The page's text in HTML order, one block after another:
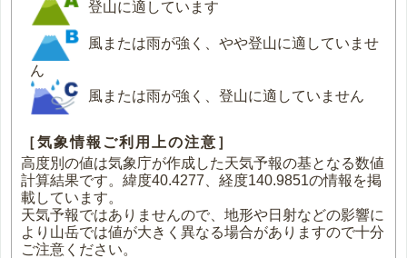
登山に適しています
風または雨が強く、やや登山に適していませ
ん
風または雨が強く、登山に適していません
［気象情報ご利用上の注意］
高度別の値は気象庁が作成した天気予報の基となる数値
計算結果です。緯度40.4277、経度140.9851の情報を掲
載しています。
天気予報ではありませんので、地形や日射などの影響に
より山岳では値が大きく異なる場合がありますので十分
ご注意ください。